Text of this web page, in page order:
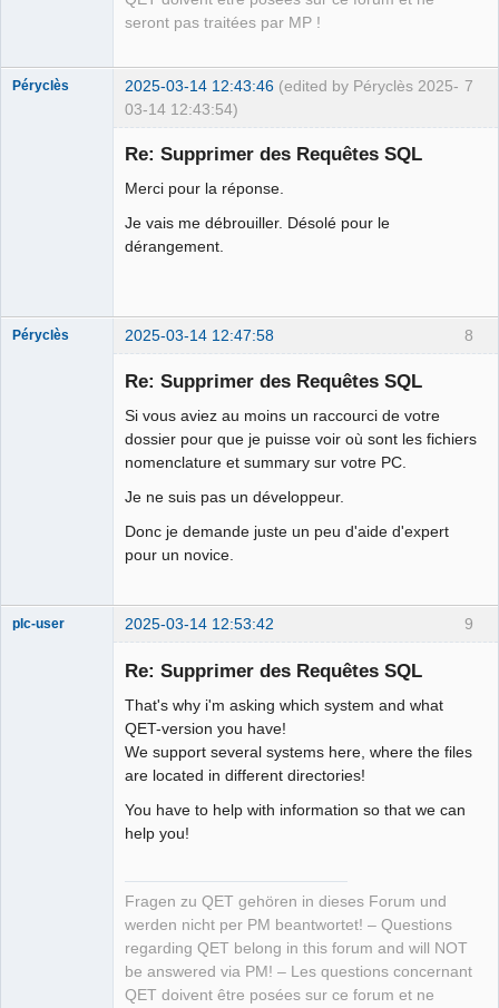
seront pas traitées par MP !
7
Péryclès 2025-03-14 12:43:46 (edited by Péryclès 2025-
03-14 12:43:54)
Re: Supprimer des Requêtes SQL
Merci pour la réponse.
Je vais me débrouiller. Désolé pour le
dérangement.
8
Péryclès 2025-03-14 12:47:58
Re: Supprimer des Requêtes SQL
Si vous aviez au moins un raccourci de votre
dossier pour que je puisse voir où sont les fichiers
nomenclature et summary sur votre PC.
Je ne suis pas un développeur.
Donc je demande juste un peu d'aide d'expert
pour un novice.
9
plc-user 2025-03-14 12:53:42
Re: Supprimer des Requêtes SQL
That's why i'm asking which system and what
QET-version you have!
We support several systems here, where the files
are located in different directories!
You have to help with information so that we can
help you!
Fragen zu QET gehören in dieses Forum und
werden nicht per PM beantwortet! – Questions
regarding QET belong in this forum and will NOT
be answered via PM! – Les questions concernant
QET doivent être posées sur ce forum et ne